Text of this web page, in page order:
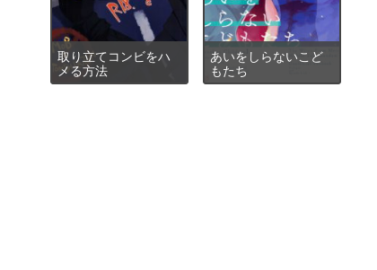
取り立てコンビをハ
メる方法
あいをしらないこど
もたち